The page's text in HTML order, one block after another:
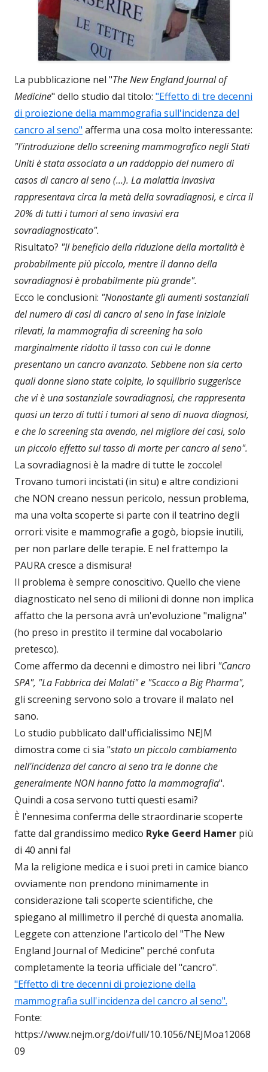
La pubblicazione nel "The New England Journal of
Medicine" dello studio dal titolo: "Effetto di tre decenni
di proiezione della mammografia sull'incidenza del
cancro al seno" afferma una cosa molto interessante:
"l'introduzione dello screening mammografico negli Stati
Uniti è stata associata a un raddoppio del numero di
casos di cancro al seno (...). La malattia invasiva
rappresentava circa la metà della sovradiagnosi, e circa il
20% di tutti i tumori al seno invasivi era
sovradiagnosticato".
Risultato? "Il beneficio della riduzione della mortalità è
probabilmente più piccolo, mentre il danno della
sovradiagnosi è probabilmente più grande".
Ecco le conclusioni: "Nonostante gli aumenti sostanziali
del numero di casi di cancro al seno in fase iniziale
rilevati, la mammografia di screening ha solo
marginalmente ridotto il tasso con cui le donne
presentano un cancro avanzato. Sebbene non sia certo
quali donne siano state colpite, lo squilibrio suggerisce
che vi è una sostanziale sovradiagnosi, che rappresenta
quasi un terzo di tutti i tumori al seno di nuova diagnosi,
e che lo screening sta avendo, nel migliore dei casi, solo
un piccolo effetto sul tasso di morte per cancro al seno".
La sovradiagnosi è la madre di tutte le zoccole!
Trovano tumori incistati (in situ) e altre condizioni
che NON creano nessun pericolo, nessun problema,
ma una volta scoperte si parte con il teatrino degli
orrori: visite e mammografie a gogò, biopsie inutili,
per non parlare delle terapie. E nel frattempo la
PAURA cresce a dismisura!
Il problema è sempre conoscitivo. Quello che viene
diagnosticato nel seno di milioni di donne non implica
affatto che la persona avrà un'evoluzione "maligna"
(ho preso in prestito il termine dal vocabolario
pretesco).
Come affermo da decenni e dimostro nei libri "Cancro
SPA", "La Fabbrica dei Malati" e "Scacco a Big Pharma",
gli screening servono solo a trovare il malato nel
sano.
Lo studio pubblicato dall'ufficialissimo NEJM
dimostra come ci sia "stato un piccolo cambiamento
nell'incidenza del cancro al seno tra le donne che
generalmente NON hanno fatto la mammografia".
Quindi a cosa servono tutti questi esami?
È l'ennesima conferma delle straordinarie scoperte
fatte dal grandissimo medico Ryke Geerd Hamer più
di 40 anni fa!
Ma la religione medica e i suoi preti in camice bianco
ovviamente non prendono minimamente in
considerazione tali scoperte scientifiche, che
spiegano al millimetro il perché di questa anomalia.
Leggete con attenzione l'articolo del "The New
England Journal of Medicine" perché confuta
completamente la teoria ufficiale del "cancro".
"Effetto di tre decenni di proiezione della
mammografia sull'incidenza del cancro al seno".
Fonte:
https://www.nejm.org/doi/full/10.1056/NEJMoa12068
09